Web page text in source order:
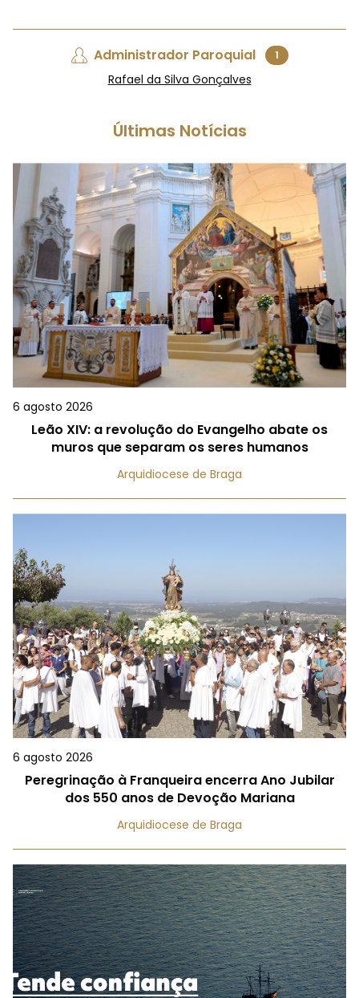
Administrador Paroquial 1
Rafael da Silva Gonçalves
Últimas Notícias
6 agosto 2026
Leão XIV: a revolução do Evangelho abate os
muros que separam os seres humanos
Arquidiocese de Braga
6 agosto 2026
Peregrinação à Franqueira encerra Ano Jubilar
dos 550 anos de Devoção Mariana
Arquidiocese de Braga